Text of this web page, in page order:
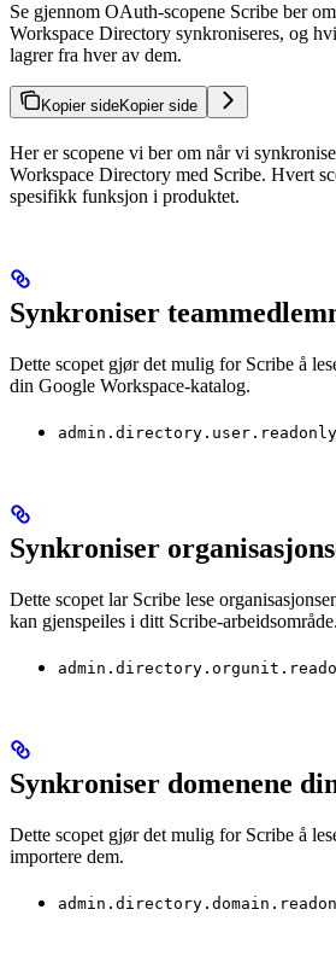
Se gjennom OAuth-scopene Scribe ber
Workspace Directory synkroniseres, og
lagrer fra hver av dem.
Kopier sideKopier side
Her er scopene vi ber om når vi
Workspace Directory med Scribe. Hvert
spesifikk funksjon i produktet.
Synkroniser
Dette scopet gjør det mulig for Scribe å
din Google Workspace-katalog.
admin.directory.user.readonly
Synkroniser
Dette scopet lar Scribe lese
kan gjenspeiles i ditt Scribe-arbeidsområde.
Synkroniser domenene
Dette scopet gjør det mulig for Scribe å
importere dem.